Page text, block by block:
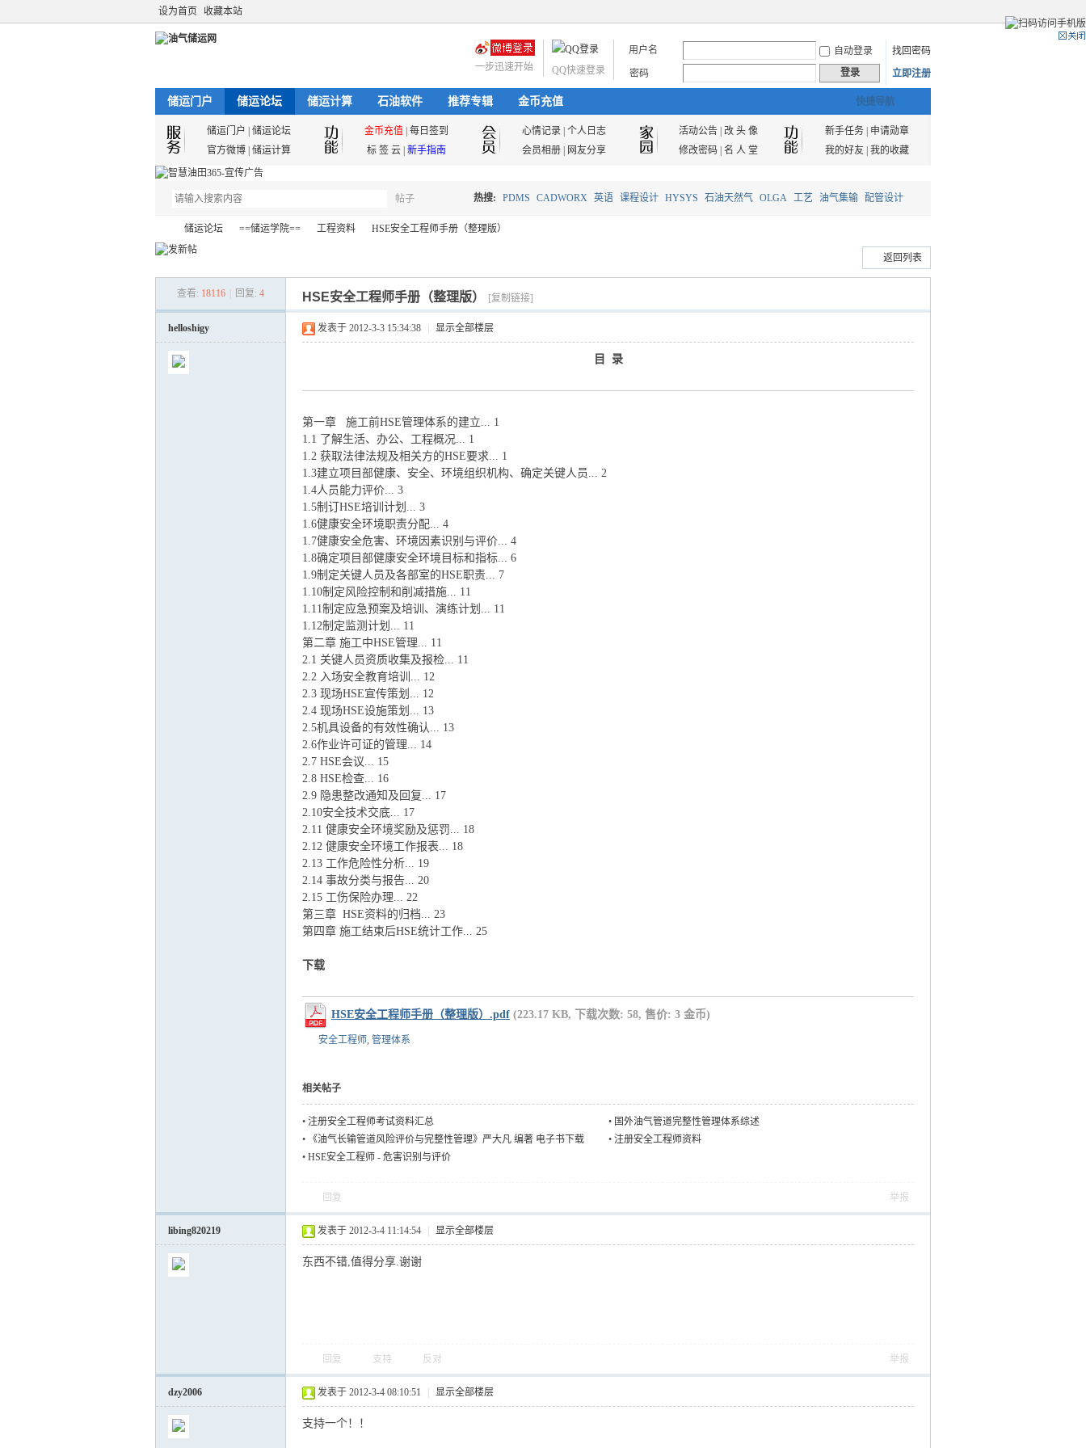
设为首页 收藏本站
用户名 自动登录
找回密码
密码
登录 立即注册
QQ快速登录
一步迅速开始
快捷导航
储运门户 储运论坛 储运计算 石油软件 推荐专辑 金币充值
储运门户 储运论坛 金币充值 每日签到 心情记录 个人日志 活动公告| 改 头 像 新手任务|
申请勋章
官方微博 储运计算 标 签 云 新手指南 会员相册 网友分享 修改密码| 名 人 堂 我的好友| 我的收藏
帖子
搜
索
热搜: PDMS CADWORX 英语 课程设计 HYSYS 石油天然气 OLGA 工艺 油气集输 配管设计
油气储运
储运论坛
›
==储运学院== 工程资料
›
HSE安全工程师手册（整理版）
返回列表
查看: 18116 回复: 4 HSE安全工程师手册（整理版） [复制链接]
helloshigy 发表于 2012-3-3 15:34:38 显示全部楼层
目 录
第一章 施工前HSE管理体系的建立... 1
1.1 了解生活、办公、工程概况... 1
1.2 获取法律法规及相关方的HSE要求... 1
1.3建立项目部健康、安全、环境组织机构、确定关键人员... 2
1.4人员能力评价... 3
1.5制订HSE培训计划... 3
1.6健康安全环境职责分配... 4
1.7健康安全危害、环境因素识别与评价... 4
1.8确定项目部健康安全环境目标和指标... 6
1.9制定关键人员及各部室的HSE职责... 7
1.10制定风险控制和削减措施... 11
1.11制定应急预案及培训、演练计划... 11
1.12制定监测计划... 11
第二章 施工中HSE管理... 11
2.1 关键人员资质收集及报检... 11
2.2 入场安全教育培训... 12
2.3 现场HSE宣传策划... 12
2.4 现场HSE设施策划... 13
2.5机具设备的有效性确认... 13
2.6作业许可证的管理... 14
2.7 HSE会议... 15
2.8 HSE检查... 16
2.9 隐患整改通知及回复... 17
2.10安全技术交底... 17
2.11 健康安全环境奖励及惩罚... 18
2.12 健康安全环境工作报表... 18
2.13 工作危险性分析... 19
2.14 事故分类与报告... 20
2.15 工伤保险办理... 22
第三章 HSE资料的归档... 23
第四章 施工结束后HSE统计工作... 25
下载
HSE安全工程师手册（整理版）.pdf (223.17 KB, 下载次数: 58, 售价: 3 金币)
安全工程师, 管理体系
相关帖子
• 注册安全工程师考试资料汇总 • 国外油气管道完整性管理体系综述
•
《油气长输管道风险评价与完整性管理》严大凡 编著 电子书下载 • 注册安全工程师资料
• HSE安全工程师 - 危害识别与评价
回复 举报
libing820219 发表于 2012-3-4 11:14:54 显示全部楼层
东西不错,值得分享.谢谢
回复 支持 反对 举报
dzy2006 发表于 2012-3-4 08:10:51 显示全部楼层
支持一个！！